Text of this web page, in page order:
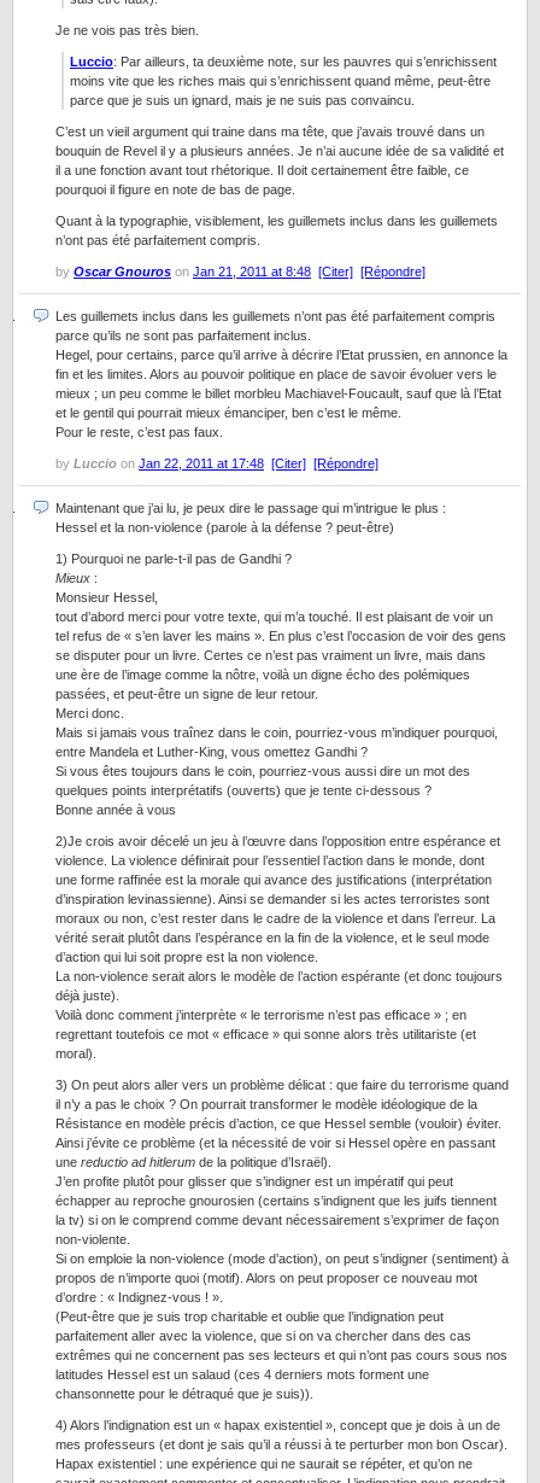
Je ne vois pas très bien.
Luccio: Par ailleurs, ta deuxième note, sur les pauvres qui s’enrichissent
moins vite que les riches mais qui s’enrichissent quand même, peut-être
parce que je suis un ignard, mais je ne suis pas convaincu.
C’est un vieil argument qui traine dans ma tête, que j’avais trouvé dans un
bouquin de Revel il y a plusieurs années. Je n’ai aucune idée de sa validité et
il a une fonction avant tout rhétorique. Il doit certainement être faible, ce
pourquoi il figure en note de bas de page.
Quant à la typographie, visiblement, les guillemets inclus dans les guillemets
n’ont pas été parfaitement compris.
by Oscar Gnouros on Jan 21, 2011 at 8:48 [Citer] [Répondre]
Les guillemets inclus dans les guillemets n’ont pas été parfaitement compris
parce qu’ils ne sont pas parfaitement inclus.
Hegel, pour certains, parce qu’il arrive à décrire l’Etat prussien, en annonce la
fin et les limites. Alors au pouvoir politique en place de savoir évoluer vers le
mieux ; un peu comme le billet morbleu Machiavel-Foucault, sauf que là l’Etat
et le gentil qui pourrait mieux émanciper, ben c’est le même.
Pour le reste, c’est pas faux.
by Luccio on Jan 22, 2011 at 17:48 [Citer] [Répondre]
Maintenant que j’ai lu, je peux dire le passage qui m’intrigue le plus :
Hessel et la non-violence (parole à la défense ? peut-être)
1) Pourquoi ne parle-t-il pas de Gandhi ?
Mieux :
Monsieur Hessel,
tout d’abord merci pour votre texte, qui m’a touché. Il est plaisant de voir un
tel refus de « s’en laver les mains ». En plus c’est l’occasion de voir des gens
se disputer pour un livre. Certes ce n’est pas vraiment un livre, mais dans
une ère de l’image comme la nôtre, voilà un digne écho des polémiques
passées, et peut-être un signe de leur retour.
Merci donc.
Mais si jamais vous traînez dans le coin, pourriez-vous m’indiquer pourquoi,
entre Mandela et Luther-King, vous omettez Gandhi ?
Si vous êtes toujours dans le coin, pourriez-vous aussi dire un mot des
quelques points interprétatifs (ouverts) que je tente ci-dessous ?
Bonne année à vous
2)Je crois avoir décelé un jeu à l’œuvre dans l’opposition entre espérance et
violence. La violence définirait pour l’essentiel l’action dans le monde, dont
une forme raffinée est la morale qui avance des justifications (interprétation
d’inspiration levinassienne). Ainsi se demander si les actes terroristes sont
moraux ou non, c’est rester dans le cadre de la violence et dans l’erreur. La
vérité serait plutôt dans l’espérance en la fin de la violence, et le seul mode
d’action qui lui soit propre est la non violence.
La non-violence serait alors le modèle de l’action espérante (et donc toujours
déjà juste).
Voilà donc comment j’interprète « le terrorisme n’est pas efficace » ; en
regrettant toutefois ce mot « efficace » qui sonne alors très utilitariste (et
moral).
3) On peut alors aller vers un problème délicat : que faire du terrorisme quand
il n’y a pas le choix ? On pourrait transformer le modèle idéologique de la
Résistance en modèle précis d’action, ce que Hessel semble (vouloir) éviter.
Ainsi j’évite ce problème (et la nécessité de voir si Hessel opère en passant
une reductio ad hitlerum de la politique d’Israël).
J’en profite plutôt pour glisser que s’indigner est un impératif qui peut
échapper au reproche gnourosien (certains s’indignent que les juifs tiennent
la tv) si on le comprend comme devant nécessairement s’exprimer de façon
non-violente.
Si on emploie la non-violence (mode d’action), on peut s’indigner (sentiment) à
propos de n’importe quoi (motif). Alors on peut proposer ce nouveau mot
d’ordre : « Indignez-vous ! ».
(Peut-être que je suis trop charitable et oublie que l’indignation peut
parfaitement aller avec la violence, que si on va chercher dans des cas
extrêmes qui ne concernent pas ses lecteurs et qui n’ont pas cours sous nos
latitudes Hessel est un salaud (ces 4 derniers mots forment une
chansonnette pour le détraqué que je suis)).
4) Alors l’indignation est un « hapax existentiel », concept que je dois à un de
mes professeurs (et dont je sais qu’il a réussi à te perturber mon bon Oscar).
Hapax existentiel : une expérience qui ne saurait se répéter, et qu’on ne